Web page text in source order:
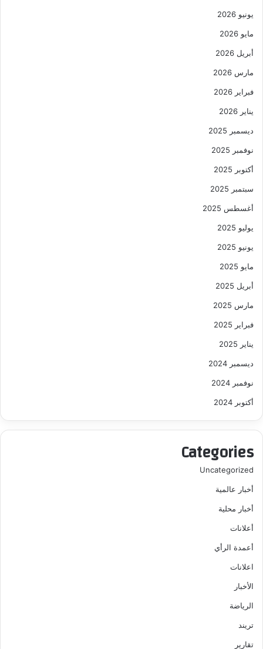
يونيو 2026
مايو 2026
أبريل 2026
مارس 2026
فبراير 2026
يناير 2026
ديسمبر 2025
نوفمبر 2025
أكتوبر 2025
سبتمبر 2025
أغسطس 2025
يوليو 2025
يونيو 2025
مايو 2025
أبريل 2025
مارس 2025
فبراير 2025
يناير 2025
ديسمبر 2024
نوفمبر 2024
أكتوبر 2024
Categories
Uncategorized
أخبار عالمية
أخبار محلية
أعلانات
أعمدة الرأي
اعلانات
الأخبار
الرياضة
تريند
تقارير